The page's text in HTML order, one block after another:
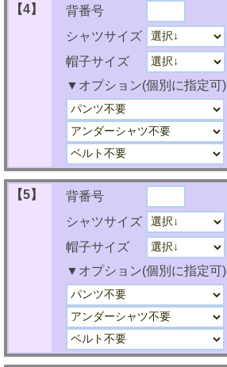
【4】
背番号
シャツサイズ
帽子サイズ
▼オプション(個別に指定可)
【5】
背番号
シャツサイズ
帽子サイズ
▼オプション(個別に指定可)